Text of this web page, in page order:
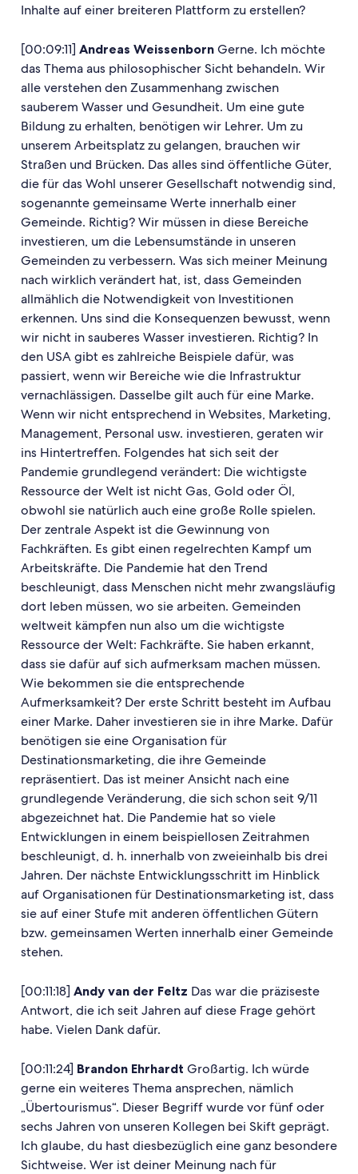
Inhalte auf einer breiteren Plattform zu erstellen?
[00:09:11] Andreas Weissenborn Gerne. Ich möchte
das Thema aus philosophischer Sicht behandeln. Wir
alle verstehen den Zusammenhang zwischen
sauberem Wasser und Gesundheit. Um eine gute
Bildung zu erhalten, benötigen wir Lehrer. Um zu
unserem Arbeitsplatz zu gelangen, brauchen wir
Straßen und Brücken. Das alles sind öffentliche Güter,
die für das Wohl unserer Gesellschaft notwendig sind,
sogenannte gemeinsame Werte innerhalb einer
Gemeinde. Richtig? Wir müssen in diese Bereiche
investieren, um die Lebensumstände in unseren
Gemeinden zu verbessern. Was sich meiner Meinung
nach wirklich verändert hat, ist, dass Gemeinden
allmählich die Notwendigkeit von Investitionen
erkennen. Uns sind die Konsequenzen bewusst, wenn
wir nicht in sauberes Wasser investieren. Richtig? In
den USA gibt es zahlreiche Beispiele dafür, was
passiert, wenn wir Bereiche wie die Infrastruktur
vernachlässigen. Dasselbe gilt auch für eine Marke.
Wenn wir nicht entsprechend in Websites, Marketing,
Management, Personal usw. investieren, geraten wir
ins Hintertreffen. Folgendes hat sich seit der
Pandemie grundlegend verändert: Die wichtigste
Ressource der Welt ist nicht Gas, Gold oder Öl,
obwohl sie natürlich auch eine große Rolle spielen.
Der zentrale Aspekt ist die Gewinnung von
Fachkräften. Es gibt einen regelrechten Kampf um
Arbeitskräfte. Die Pandemie hat den Trend
beschleunigt, dass Menschen nicht mehr zwangsläufig
dort leben müssen, wo sie arbeiten. Gemeinden
weltweit kämpfen nun also um die wichtigste
Ressource der Welt: Fachkräfte. Sie haben erkannt,
dass sie dafür auf sich aufmerksam machen müssen.
Wie bekommen sie die entsprechende
Aufmerksamkeit? Der erste Schritt besteht im Aufbau
einer Marke. Daher investieren sie in ihre Marke. Dafür
benötigen sie eine Organisation für
Destinationsmarketing, die ihre Gemeinde
repräsentiert. Das ist meiner Ansicht nach eine
grundlegende Veränderung, die sich schon seit 9/11
abgezeichnet hat. Die Pandemie hat so viele
Entwicklungen in einem beispiellosen Zeitrahmen
beschleunigt, d. h. innerhalb von zweieinhalb bis drei
Jahren. Der nächste Entwicklungsschritt im Hinblick
auf Organisationen für Destinationsmarketing ist, dass
sie auf einer Stufe mit anderen öffentlichen Gütern
bzw. gemeinsamen Werten innerhalb einer Gemeinde
stehen.
[00:11:18] Andy van der Feltz Das war die präziseste
Antwort, die ich seit Jahren auf diese Frage gehört
habe. Vielen Dank dafür.
[00:11:24] Brandon Ehrhardt Großartig. Ich würde
gerne ein weiteres Thema ansprechen, nämlich
„Übertourismus“. Dieser Begriff wurde vor fünf oder
sechs Jahren von unseren Kollegen bei Skift geprägt.
Ich glaube, du hast diesbezüglich eine ganz besondere
Sichtweise. Wer ist deiner Meinung nach für